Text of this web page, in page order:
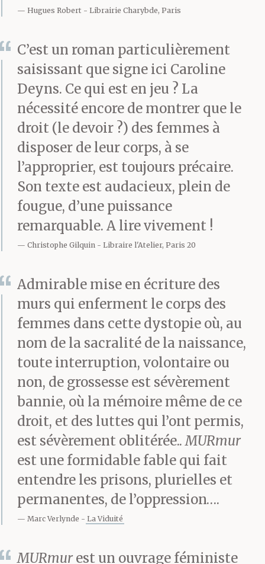
Hugues Robert Librairie Charybde, Paris
C’est un roman particulièrement
saisissant que signe ici Caroline
Deyns. Ce qui est en jeu ? La
nécessité encore de montrer que le
droit (le devoir ?) des femmes à
disposer de leur corps, à se
l’approprier, est toujours précaire.
Son texte est audacieux, plein de
fougue, d’une puissance
remarquable. A lire vivement !
Christophe Gilquin Libraire l'Atelier, Paris 20
Admirable mise en écriture des
murs qui enferment le corps des
femmes dans cette dystopie où, au
nom de la sacralité de la naissance,
toute interruption, volontaire ou
non, de grossesse est sévèrement
bannie, où la mémoire même de ce
droit, et des luttes qui l’ont permis,
est sévèrement oblitérée..MURmur
est une formidable fable qui fait
entendre les prisons, plurielles et
permanentes, de l’oppression….
Marc Verlynde La Viduité
MURmurest un ouvrage féministe